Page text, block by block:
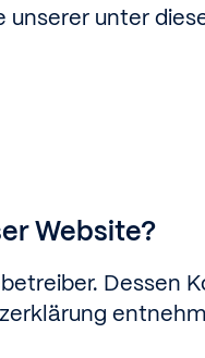
unter
Website?
Dessen